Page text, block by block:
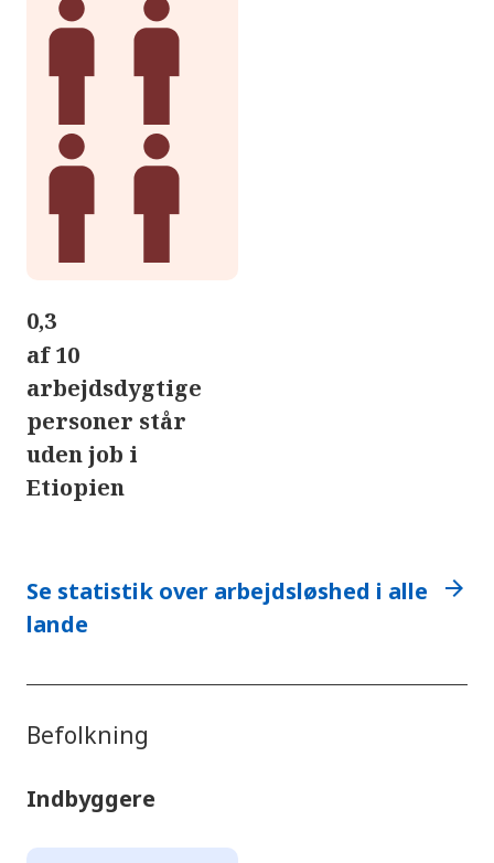
0,3
af 10
arbejdsdygtige
personer står
uden job i
Etiopien
Se statistik over arbejdsløshed i alle
lande
arrow_forward
Befolkning
Indbyggere